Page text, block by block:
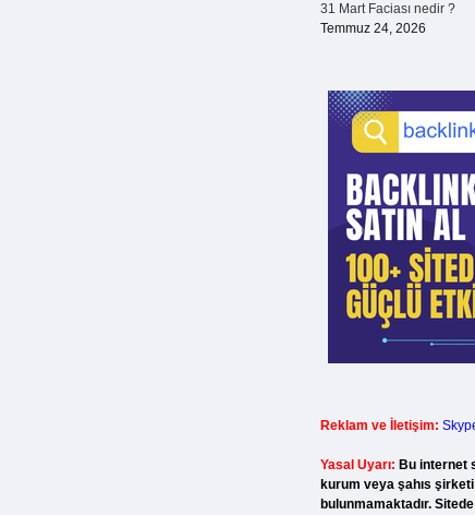
31 Mart Faciası nedir ?
Temmuz 24, 2026
Reklam ve İletişim:
Yasal Uyarı: Bu internet
kurum veya şahıs
bulunmamaktadır. Sitede